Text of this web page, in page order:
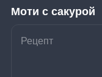
Моти с сакурой
Рецепт